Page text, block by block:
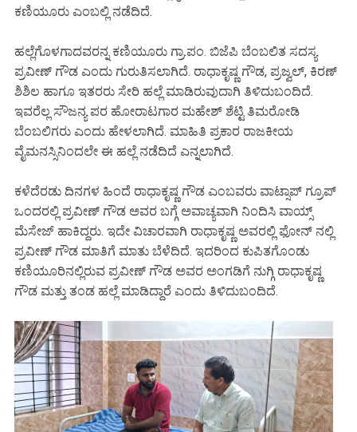
ಕಣಿಯೂರು ಎಂಬಲ್ಲಿ ನಡೆದಿದೆ.
ಹಲ್ಲೆಗೊಳಗಾದವರನ್ನ ಕಣಿಯೂರು ಗ್ರಾ.ಪಂ. ಬಿಜೆಪಿ ಬೆಂಬಲಿತ ಸದಸ್ಯ
ಪ್ರವೀಣ್ ಗೌಡ ಎಂದು ಗುರುತಿಸಲಾಗಿದೆ. ರಾಧಾಕೃಷ್ಣ ಗೌಡ, ಪ್ರಜ್ವಲ್, ಕಿರಣ್
ಶಿಶಿಲ ಹಾಗೂ ಇತರರು ಸೇರಿ ಹಲ್ಲೆ ಮಾಡಿರುವುದಾಗಿ ತಿಳಿದುಬಂದಿದೆ.
ಇವರೆಲ್ಲ ಸೌಜನ್ಯ ಪರ ಹೋರಾಟಗಾರ ಮಹೇಶ್ ಶೆಟ್ಟಿ ತಿಮರೋಡಿ
ಬೆಂಬಲಿಗರು ಎಂದು ಹೇಳಲಾಗಿದೆ. ಮಾಹಿತಿ ಪ್ರಕಾರ ರಾಜಕೀಯ
ವೈಮನಸ್ಸಿನಿಂದಲೇ ಈ‌ ಹಲ್ಲೆ ನಡೆದಿದೆ ಎನ್ನಲಾಗಿದೆ.
ಕಳೆದೆರಡು ದಿನಗಳ ಹಿಂದೆ ರಾಧಾಕೃಷ್ಣ ಗೌಡ ಎಂಬವರು ವಾಟ್ಸಾಪ್ ಗ್ರೂಪ್
ಒಂದರಲ್ಲಿ ಪ್ರವೀಣ್ ಗೌಡ ಅವರ ಬಗ್ಗೆ ಅವಾಚ್ಯವಾಗಿ ನಿಂದಿಸಿ ವಾಯ್ಸ್
ಮೆಸೇಜ್ ಹಾಕಿದ್ದರು. ಇದೇ ವಿಚಾರವಾಗಿ ರಾಧಾಕೃಷ್ಣ ಅವರಲ್ಲಿ ಫೋನ್ ನಲ್ಲಿ
ಪ್ರವೀಣ್ ಗೌಡ ಮಾತಿಗೆ ಮಾತು ಬೆಳೆದಿದೆ. ಇದರಿಂದ ಕುಪಿತಗೊಂಡು
ಕಣಿಯೂರಿನಲ್ಲಿರುವ ಪ್ರವೀಣ್ ಗೌಡ ಅವರ ಅಂಗಡಿಗೆ ನುಗ್ಗಿ ರಾಧಾಕೃಷ್ಣ
ಗೌಡ ಮತ್ತು ತಂಡ ಹಲ್ಲೆ ಮಾಡಿದ್ದಾರೆ ಎಂದು ತಿಳಿದುಬಂದಿದೆ.